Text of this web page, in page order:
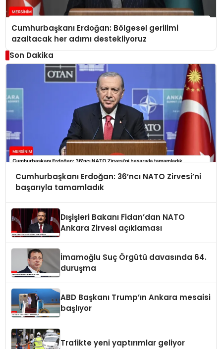
Cumhurbaşkanı Erdoğan: Bölgesel gerilimi
azaltacak her adımı destekliyoruz
Son Dakika
Cumhurbaşkanı Erdoğan: 36’ncı NATO Zirvesi’ni
başarıyla tamamladık
Dışişleri Bakanı Fidan’dan NATO
Ankara Zirvesi açıklaması
İmamoğlu Suç Örgütü davasında 64.
duruşma
ABD Başkanı Trump’ın Ankara mesaisi
başlıyor
Trafikte yeni yaptırımlar geliyor